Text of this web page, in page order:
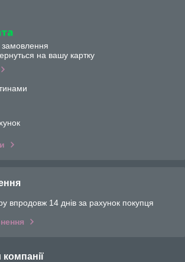
на вашу картку
впродовж 14 днів за рахунок покупця
компанії